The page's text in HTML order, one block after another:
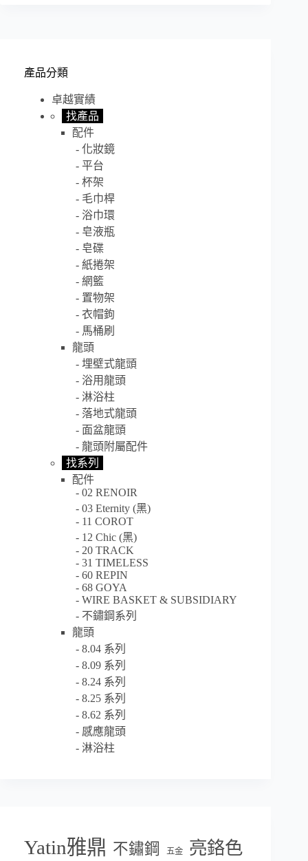
產品分類
卓越實績
找產品
配件
化妝鏡
平台
杯架
毛巾桿
浴巾環
皂液瓶
皂碟
紙捲架
網籃
置物架
衣帽鉤
馬桶刷
龍頭
埋壁式龍頭
浴用龍頭
淋浴柱
落地式龍頭
面盆龍頭
龍頭附屬配件
找系列
配件
02 RENOIR
03 Eternity (黑)
11 COROT
12 Chic (黑)
20 TRACK
31 TIMELESS
60 REPIN
68 GOYA
WIRE BASKET & SUBSIDIARY
不鏽鋼系列
龍頭
8.04 系列
8.09 系列
8.24 系列
8.25 系列
8.62 系列
感應龍頭
淋浴柱
Yatin雅鼎 不鏽鋼 五金 亮鉻色